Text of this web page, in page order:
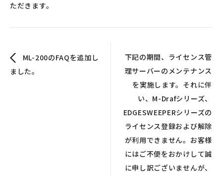
ただきます。
ML-200のFAQを追加し
ました。
下記の期間、ライセンス管
理サーバーのメンテナンス
を実施します。それに伴
い、M-Drafシリーズ、
EDGESWEEPERシリーズの
ライセンス登録および解除
が利用できません。お客様
にはご不便をおかけして誠
に申し訳ございませんが、